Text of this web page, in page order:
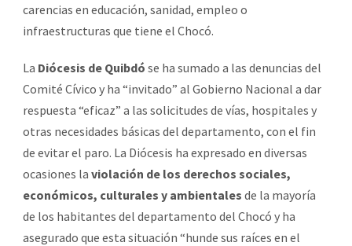
carencias en educación, sanidad, empleo o
infraestructuras que tiene el Chocó.
La Diócesis de Quibdó se ha sumado a las denuncias del
Comité Cívico y ha “invitado” al Gobierno Nacional a dar
respuesta “eficaz” a las solicitudes de vías, hospitales y
otras necesidades básicas del departamento, con el fin
de evitar el paro. La Diócesis ha expresado en diversas
ocasiones la violación de los derechos sociales,
económicos, culturales y ambientales de la mayoría
de los habitantes del departamento del Chocó y ha
asegurado que esta situación “hunde sus raíces en el